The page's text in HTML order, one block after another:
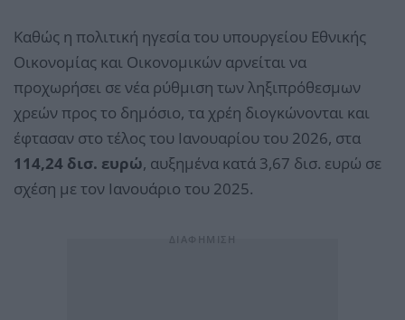
Καθώς η πολιτική ηγεσία του υπουργείου Εθνικής
Οικονομίας και Οικονομικών αρνείται να
προχωρήσει σε νέα ρύθμιση των ληξιπρόθεσμων
χρεών προς το δημόσιο, τα χρέη διογκώνονται και
έφτασαν στο τέλος του Ιανουαρίου του 2026, στα
114,24 δισ. ευρώ, αυξημένα κατά 3,67 δισ. ευρώ σε
σχέση με τον Ιανουάριο του 2025.